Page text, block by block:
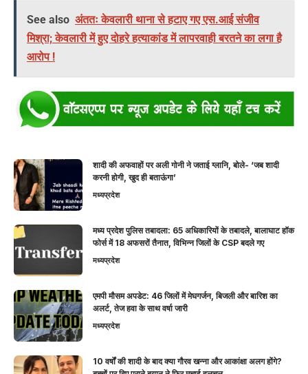
See also अंततः केवलारी थाना से हटाए गए एस.आई संजीव
मिश्रा; केवलारी में हुए दोहरे हत्याकांड में लापरवाही बरतने का लगा है
आरोप !
शादी की अफवाहों पर अली गोनी ने जताई ग्लानि, बोले- ‘जब शादी
करनी होगी, खुद ही बताऊंगा’
मध्यप्रदेश
मध्य प्रदेश पुलिस तबादला: 65 अधिकारियों के तबादले, बालाघाट हॉक
फोर्स में 18 अफसरों तैनात, विभिन्न जिलों के CSP बदले गए
मध्यप्रदेश
एमपी मौसम अपडेट: 46 जिलों में मेघगर्जन, बिजली और बारिश का
अलर्ट, तेज हवा के साथ वर्षा जारी
मध्यप्रदेश
10 वर्षों की शादी के बाद क्या गौरव खन्ना और आकांक्षा अलग होंगे?